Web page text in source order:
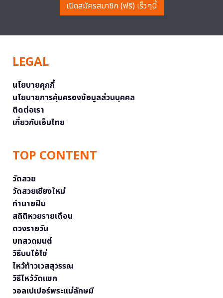
เปิดสมัครสมาชิก (ฟรี) เร็วๆนี้
LEGAL
นโยบายคุกกี้
นโยบายการคุ้มครองข้อมูลส่วนบุคคล
ติดต่อเรา
เกี่ยวกับเอ็มไทย
TOP CONTENT
วัดสวย
วัดสวยเชียงใหม่
ทำนายฝัน
สถิติหวยรายเดือน
ดวงรายวัน
บทสวดมนต์
วิธีบนไอ้ไข่
ไหว้ท้าวเวสสุวรรณ
วิธีไหว้วัดแขก
วอลเปเปอร์พระแม่ลักษมี